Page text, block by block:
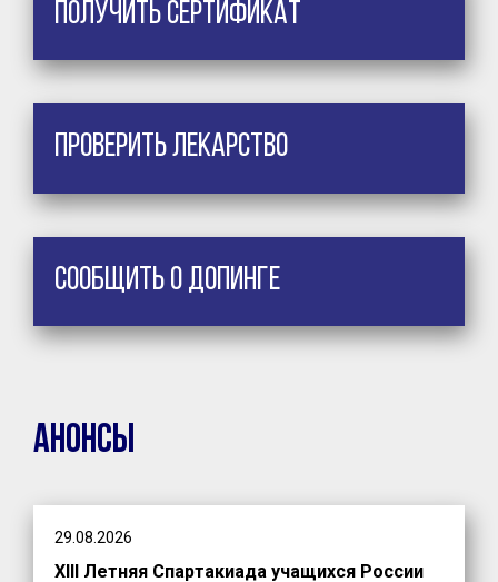
Получить сертификат
Проверить лекарство
Сообщить о допинге
Анонсы
29.08.2026
XIII Летняя Спартакиада учащихся России